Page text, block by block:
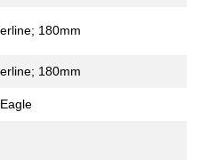
180mm
180mm